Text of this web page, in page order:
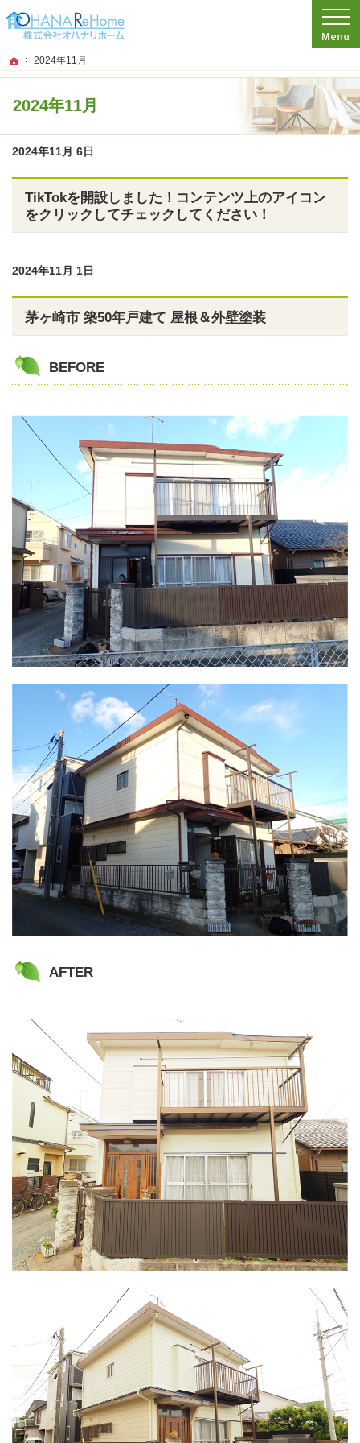
ホーム
2024年11月
2024年11月
プロの目線からご提案。神奈川県茅ケ崎市のリフォームを手がける工務店なら当社
リフォームをお考えなら神奈川県茅ケ崎市の工務店【オハナリホーム】へ！
2024年11月 6日
TikTokを開設しました！コンテンツ上のアイコン
をクリックしてチェックしてください！
2024年11月 1日
茅ヶ崎市 築50年戸建て 屋根＆外壁塗装
BEFORE
AFTER